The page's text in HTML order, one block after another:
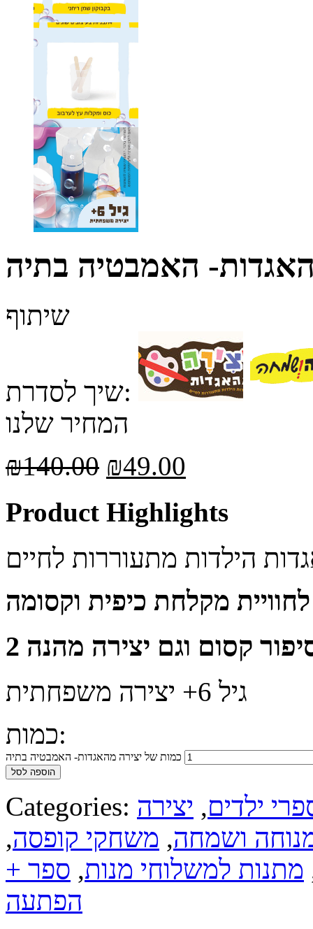
האמבטיה בתיה
שיתוף
שיך לסדרת:
המחיר שלנו
₪140.00 ₪49.00
Product Highlights
גיל 6+ יצירה משפחתית
כמות:
כמות של יצירה מהאגדות- האמבטיה בתיה
הוספה לסל
Categories: ילדים, יצירה
ושמחה, משחקי קופסה,
מתנות למשלוחי מנות, ספר +
הפתעה